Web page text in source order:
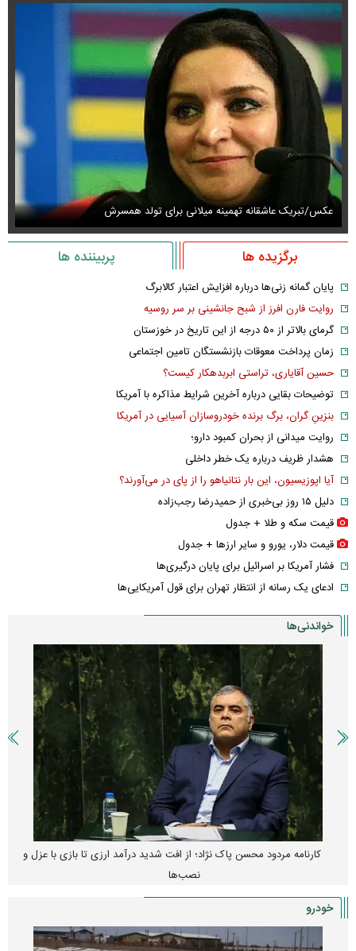
عکس/تبریک عاشقانه تهمینه میلانی برای تولد همسرش
برگزیده ها پربیننده ها
پایان گمانه زنی‌ها درباره افزایش اعتبار کالابرگ
روایت فارن افرز از شبح جانشینی بر سر روسیه
گرمای بالاتر از ۵۰ درجه از این تاریخ در خوزستان
زمان پرداخت معوقات بازنشستگان تامین اجتماعی
حسین آقایاری، تراستی ابربدهکار کیست؟
توضیحات بقایی درباره آخرین شرایط مذاکره با آمریکا
بنزینِ گران، برگ برنده خودروسازان آسیایی در آمریکا
روایت میدانی از بحران کمبود دارو؛
هشدار ظریف درباره یک خطر داخلی
آیا اپوزیسیون، این بار نتانیاهو را از پای در می‌آورند؟
دلیل ۱۵ روز بی‌خبری از حمیدرضا رجب‌زاده
قیمت سکه و طلا + جدول
قیمت دلار، یورو و سایر ارز‌ها + جدول
فشار آمریکا بر اسرائیل برای پایان درگیری‌ها
ادعای یک رسانه از انتظار تهران برای قول آمریکایی‌ها
خواندنی‌ها
کارنامه مردود محسن پاک‌ نژاد؛ از افت شدید درآمد ارزی تا بازی با عزل و
نصب‌ها
خودرو